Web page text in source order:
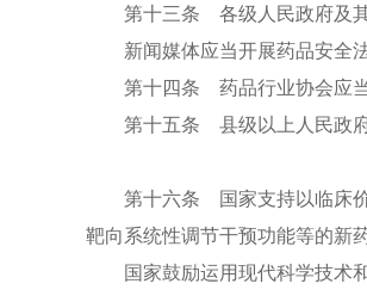
第十三条 各级人民政府及其
新闻媒体应当开展药品安全法
第十四条 药品行业协会应当
第十五条 县级以上人民政府及
第十六条 国家支持以临床价
靶向系统性调节干预功能等的新
国家鼓励运用现代科学技术和